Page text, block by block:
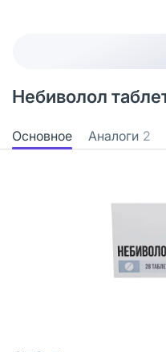
Небиволол
Основное Аналоги 2